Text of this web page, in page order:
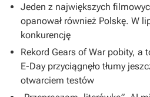
Jeden z największych
opanował również Polskę. W
konkurencję
Rekord Gears of War pobity, a
E-Day przyciągnęło tłumy
otwarciem testów